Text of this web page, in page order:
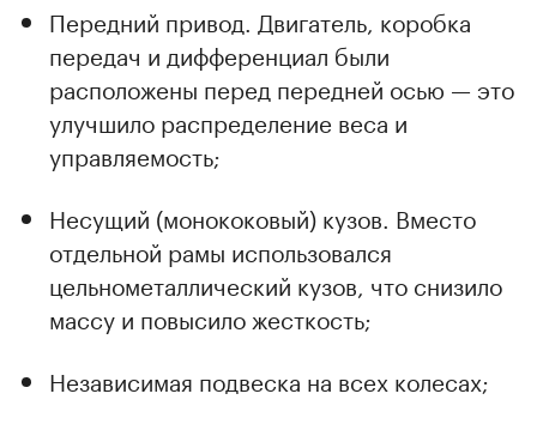
Передний привод. Двигатель, коробка
передач и дифференциал были
расположены перед передней осью — это
улучшило распределение веса и
управляемость;
Несущий (монококовый) кузов. Вместо
отдельной рамы использовался
цельнометаллический кузов, что снизило
массу и повысило жесткость;
Независимая подвеска на всех колесах;